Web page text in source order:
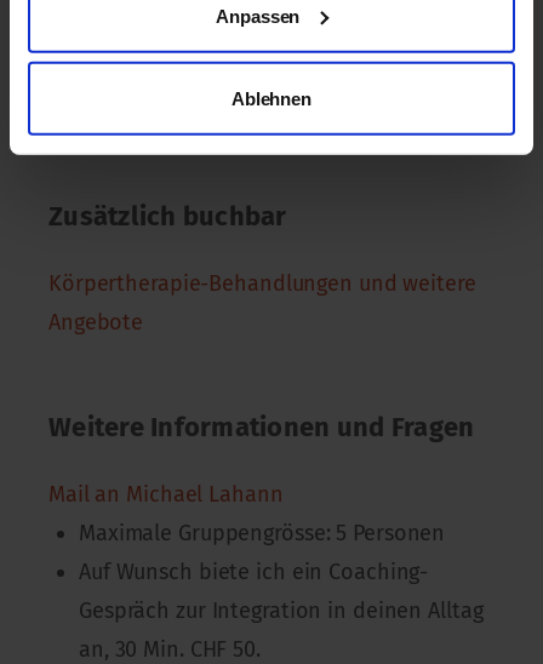
Anpassen
Ablehnen
09.30 Uhr – 10.30 Uhr sanftes Yoga und Yin
Yoga
anschliessend gemeinsamer Abschluss
Zusätzlich buchbar
Körpertherapie-Behandlungen und weitere
Angebote
Weitere Informationen und Fragen
Mail an Michael Lahann
Maximale Gruppengrösse: 5 Personen
Auf Wunsch biete ich ein Coaching-
Gespräch zur Integration in deinen Alltag
an, 30 Min. CHF 50.